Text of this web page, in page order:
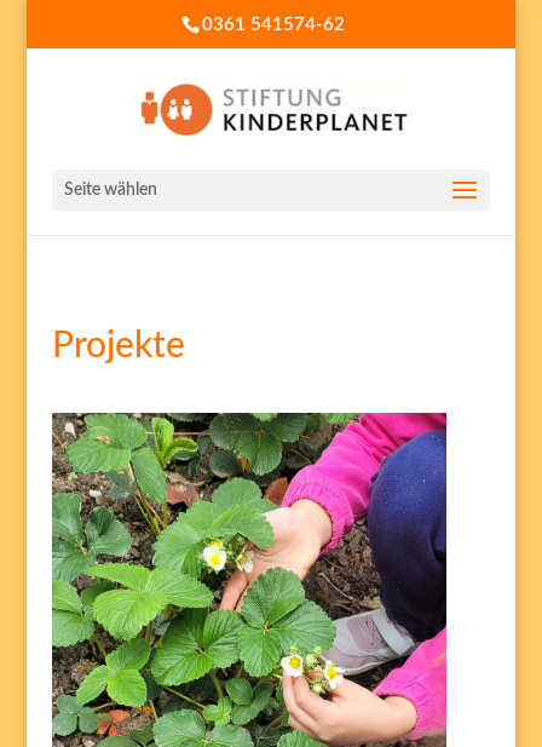
0361 541574-62
Seite wählen
Projekte